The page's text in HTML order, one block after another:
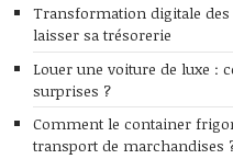
Transformation digitale
laisser sa trésorerie
Louer une voiture de luxe :
surprises ?
Comment le container
transport de marchandises